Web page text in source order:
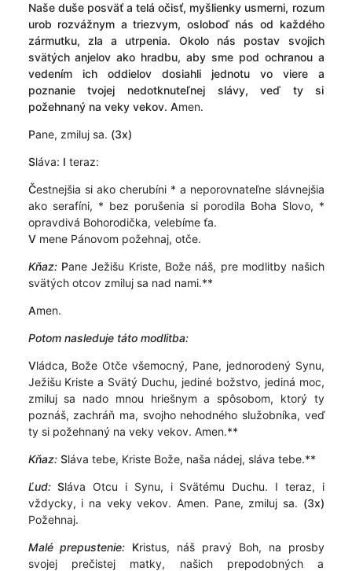
Naše duše posväť a telá očisť, myšlienky usmerni, rozum
urob rozvážnym a triezvym, osloboď nás od každého
zármutku, zla a utrpenia. Okolo nás postav svojich
svätých anjelov ako hradbu, aby sme pod ochranou a
vedením ich oddielov dosiahli jednotu vo viere a
poznanie tvojej nedotknuteľnej slávy, veď ty si
požehnaný na veky vekov. Amen.
Pane, zmiluj sa. (3x)
Sláva: I teraz:
Čestnejšia si ako cherubíni * a neporovnateľne slávnejšia
ako serafíni, * bez porušenia si porodila Boha Slovo, *
opravdivá Bohorodička, velebíme ťa.
Vmene Pánovom požehnaj, otče.
Kňaz:Pane Ježišu Kriste, Bože náš, pre modlitby našich
svätých otcov zmiluj sa nad nami.**
Amen.
Potom nasleduje táto modlitba:
Vládca, Bože Otče všemocný, Pane, jednorodený Synu,
Ježišu Kriste a Svätý Duchu, jediné božstvo, jediná moc,
zmiluj sa nado mnou hriešnym a spôsobom, ktorý ty
poznáš, zachráň ma, svojho nehodného služobníka, veď
ty si požehnaný na veky vekov. Amen.**
Kňaz:Sláva tebe, Kriste Bože, naša nádej, sláva tebe.**
Ľud:Sláva Otcu i Synu, i Svätému Duchu. I teraz, i
vždycky, i na veky vekov. Amen. Pane, zmiluj sa. (3x)
Požehnaj.
Malé prepustenie: Kristus, náš pravý Boh, na prosby
svojej prečistej matky, našich prepodobných a